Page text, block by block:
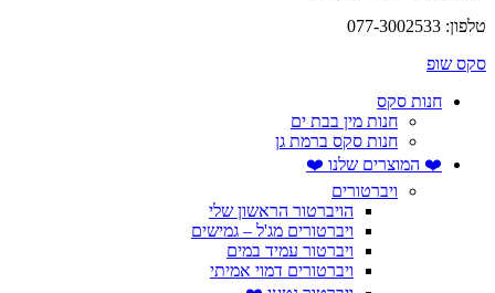
טלפון: 077-3002533
סקס שופ
חנות סקס
חנות מין בבת ים
חנות סקס ברמת גן
❤️ המוצרים שלנו ❤️
ויברטורים
הויברטור הראשון שלי
ויברטורים מג'ל – גמישים
ויברטור עמיד במים
ויברטורים דמוי אמיתי